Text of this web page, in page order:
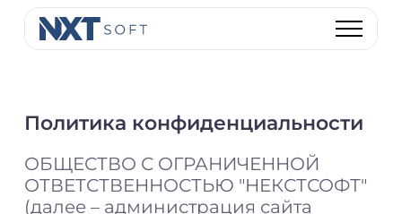
Политика конфиденциальности
ОБЩЕСТВО С ОГРАНИЧЕННОЙ
ОТВЕТСТВЕННОСТЬЮ "НЕКСТСОФТ"
(далее – администрация сайта